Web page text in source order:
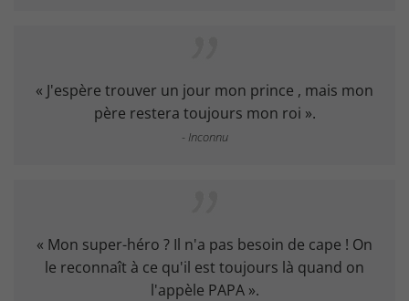
« J'espère trouver un jour mon prince , mais mon
père restera toujours mon roi ».
- Inconnu
« Mon super-héro ? Il n'a pas besoin de cape ! On
le reconnaît à ce qu'il est toujours là quand on
l'appèle PAPA ».